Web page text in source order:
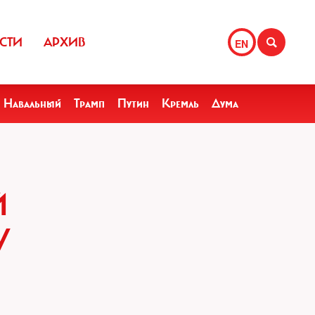
EN
АРХИВ
Навальный Трамп Путин Кремль Дума